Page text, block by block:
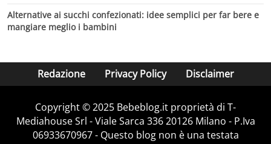
Alternative ai succhi confezionati: idee semplici per far bere e
mangiare meglio i bambini
Redazione Privacy Policy Disclaimer
Copyright © 2025 Bebeblog.it proprietà di T-
Mediahouse Srl - Viale Sarca 336 20126 Milano - P.Iva
06933670967 - Questo blog non è una testata